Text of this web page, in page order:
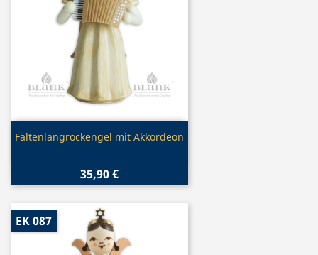
Vorschau
Faltenlangrockengel mit Akkordeon
35,90 €
EK 087